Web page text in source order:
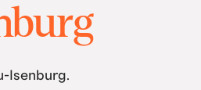
Isenburg.